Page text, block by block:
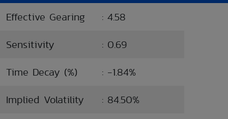
Effective Gearing
: 4.58
Sensitivity
: 0.69
Time Decay (%)
: -1.84%
Implied Volatility
: 84.50%